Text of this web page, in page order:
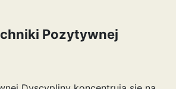
Pozytywnej